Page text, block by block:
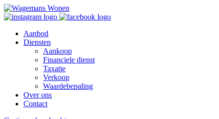
Aanbod
Diensten
Aankoop
Financiele dienst
Taxatie
Verkoop
Waardebepaling
Over ons
Contact